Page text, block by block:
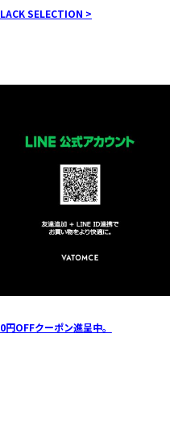
SELECTION >
OFFクーポン進呈中。